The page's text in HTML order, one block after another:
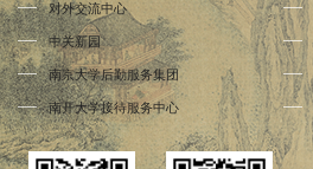
对外交流中心
中关新园
南京大学后勤服务集团
南开大学接待服务中心